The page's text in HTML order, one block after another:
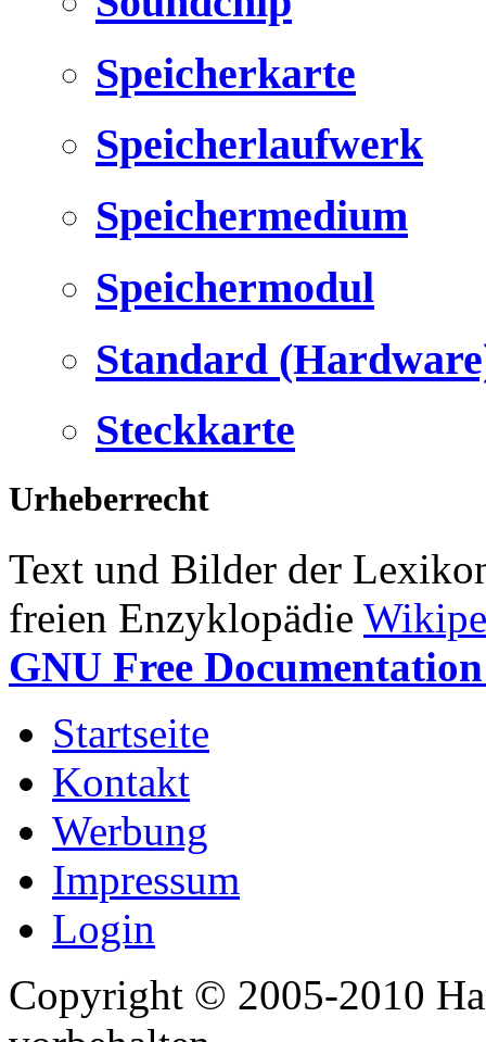
Speicherkarte
Speicherlaufwerk
Speichermedium
Speichermodul
Standard
Steckkarte
Urheberrecht
Text und Bilder der
freien Enzyklopädie
GNU Free
Startseite
Kontakt
Werbung
Impressum
Login
Copyright © 2005-2010